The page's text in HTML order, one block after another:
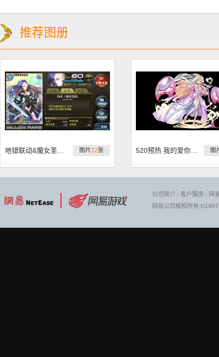
推荐图册
图片22张 图
公司简介 - 客户服务 - 网
网易公司版权所有